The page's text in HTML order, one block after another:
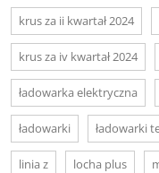
krus za ii kwartał 2024
krus za iv kwartał 2024
ładowarka elektryczna
ładowarki ładowarki
linia z locha plus